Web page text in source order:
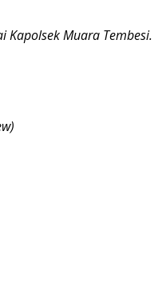
Kapolsek Muara Tembesi.